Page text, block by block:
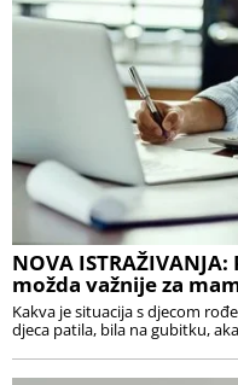
NOVA
možda važnije za
Kakva je situacija s djecom
djeca patila, bila na gubitku,